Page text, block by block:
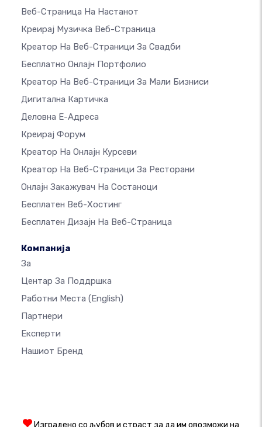
Веб-Страница На Настанот
Креирај Музичка Веб-Страница
Креатор На Веб-Страници За Свадби
Бесплатно Онлајн Портфолио
Креатор На Веб-Страници За Мали Бизниси
Дигитална Картичка
Деловна Е-Адреса
Креирај Форум
Креатор На Онлајн Курсеви
Креатор На Веб-Страници За Ресторани
Онлајн Закажувач На Состаноци
Бесплатен Веб-Хостинг
Бесплатен Дизајн На Веб-Страница
Компанија
За
Центар За Поддршка
Работни Места (English)
Партнери
Експерти
Нашиот Бренд
Изградено со љубов и страст за да им овозможи на